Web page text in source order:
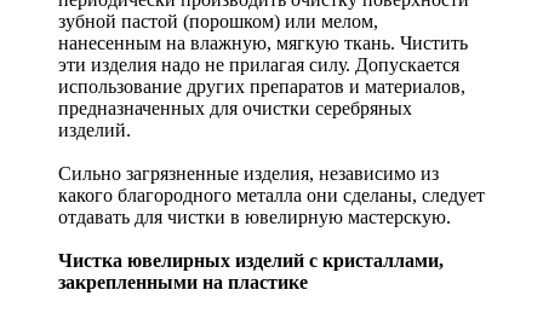
зубной пастой (порошком) или мелом,
нанесенным на влажную, мягкую ткань. Чистить
эти изделия надо не прилагая силу. Допускается
использование других препаратов и материалов,
предназначенных для очистки серебряных
изделий.
Сильно загрязненные изделия, независимо из
какого благородного металла они сделаны, следует
отдавать для чистки в ювелирную мастерскую.
Чистка ювелирных изделий с кристаллами,
закрепленными на пластике